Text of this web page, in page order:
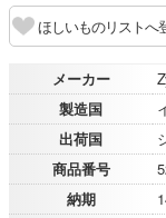
ほしいものリストへ
メーカー
製造国
出荷国
商品番号
納期